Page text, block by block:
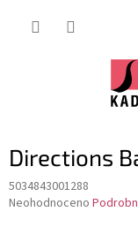
Directions
5034843001288
Průměrné
Neohodnoceno